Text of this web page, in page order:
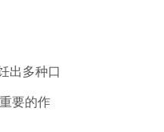
出多种口
要的作